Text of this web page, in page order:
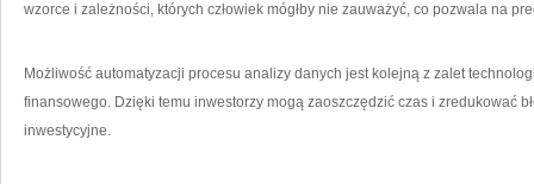
wzorce ‍i ⁢zależności, których człowiek mógłby nie zauważyć, co pozwala na⁢
Możliwość automatyzacji procesu analizy danych jest kolejną z⁤ zalet
finansowego. Dzięki temu inwestorzy ⁤mogą⁣ zaoszczędzić czas i zredukować
inwestycyjne.